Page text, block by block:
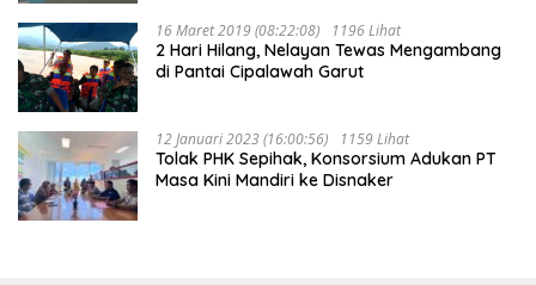
16 Maret 2019 (08:22:08) 1196 Lihat
2 Hari Hilang, Nelayan Tewas Mengambang
di Pantai Cipalawah Garut
12 Januari 2023 (16:00:56) 1159 Lihat
Tolak PHK Sepihak, Konsorsium Adukan PT
Masa Kini Mandiri ke Disnaker